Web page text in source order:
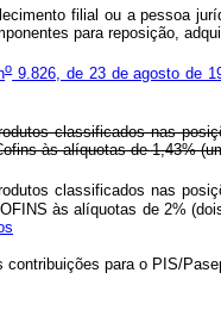
filial ou a pessoa
para reposição,
o9.826, de 23 de agosto de
classificados nas
às alíquotas de 1,43%
classificados nas
às alíquotas de
para o PIS/